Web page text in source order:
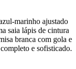
marinho ajustado
saia lápis de cintura
branca com gola e
e sofisticado.